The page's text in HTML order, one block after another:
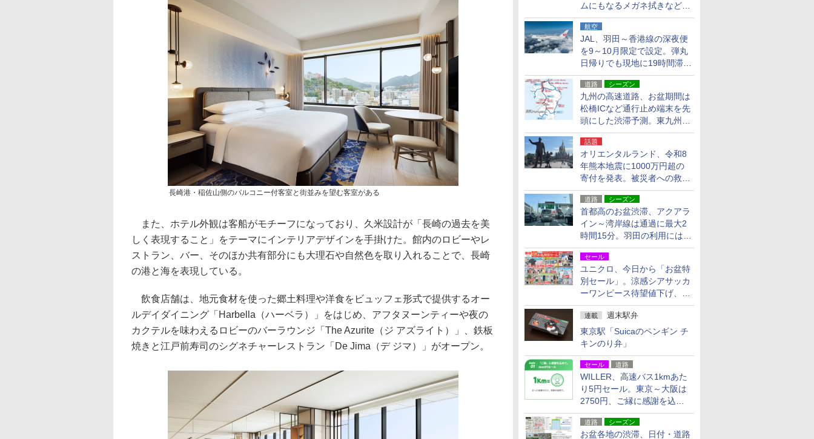
ムにもなるメガネ拭きなど雑
貨24種
航空
JAL、羽田～香港線の深夜便
を9～10月限定で設定。弾丸
日帰りでも現地に19時間滞在
できる
道路 シーズン
九州の高速道路、お盆期間は
松橋ICなど通行止め端末を先
頭にした渋滞予測。東九州道
への迂回は料金調整を実施
話題
オリエンタルランド、令和8
年熊本地震に1000万円超の
寄付を発表。被災者への救援
活動・復旧支援
道路 シーズン
首都高のお盆渋滞、アクアラ
イン～湾岸線は通過に最大2
時間15分。羽田の利用には
「空港西出口」の利用検討を
セール
ユニクロ、今日から「お盆特
別セール」。涼感シアサッカ
ーワンピース待望値下げ、撥
水ギアショーツは1990円に
連載 週末駅弁
東京駅「Suicaのペンギン チ
キンのり弁」
セール 道路
WILLER、高速バス1kmあた
り5円セール。東京～大阪は
2750円、ご縁に感謝を込め
た20周年記念キャンペーン
道路 シーズン
お盆各地の渋滞、日付・道路
長崎港・稲佐山側のバルコニー付客室と街並みを望む客室がある
また、ホテル外観は客船がモチーフになっており、久米設計が「長崎の過去を美
しく表現すること」をテーマにインテリアデザインを手掛けた。館内のロビーやレ
ストラン、バー、そのほか共有部分にも大理石や自然色を取り入れることで、長崎
の港と海を表現している。
飲食店舗は、地元食材を使った郷土料理や洋食をビュッフェ形式で提供するオー
ルデイダイニング「Harbella（ハーベラ）」をはじめ、アフタヌーンティーや夜の
カクテルを味わえるロビーのバーラウンジ「The Azurite（ジ アズライト）」、鉄板
焼きと江戸前寿司のシグネチャーレストラン「De Jima（デ ジマ）」がオープン。